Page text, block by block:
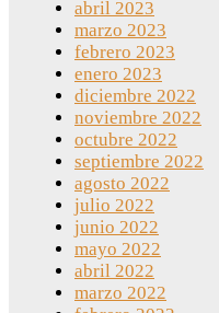
abril 2023
marzo 2023
febrero 2023
enero 2023
diciembre 2022
noviembre 2022
octubre 2022
septiembre 2022
agosto 2022
julio 2022
junio 2022
mayo 2022
abril 2022
marzo 2022